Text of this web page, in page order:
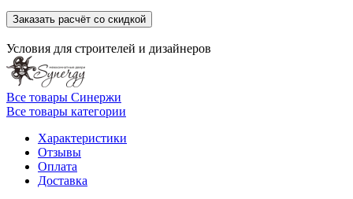
Заказать расчёт со скидкой
Условия для строителей и дизайнеров
Все товары Синержи
Все товары категории
Характеристики
Отзывы
Оплата
Доставка